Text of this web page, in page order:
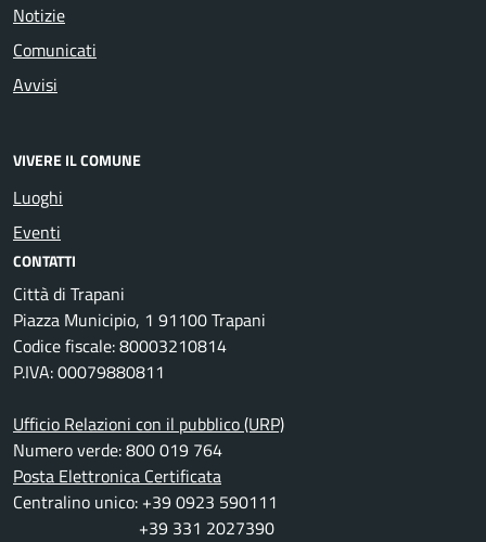
Notizie
Comunicati
Avvisi
VIVERE IL COMUNE
Luoghi
Eventi
CONTATTI
Città di Trapani
Piazza Municipio, 1 91100 Trapani
Codice fiscale: 80003210814
P.IVA: 00079880811
Ufficio Relazioni con il pubblico (URP)
Numero verde: 800 019 764
Posta Elettronica Certificata
Centralino unico: +39 0923 590111
+39 331 2027390